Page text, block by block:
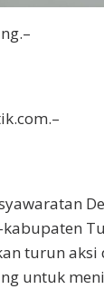
kabupaten
turun
untuk